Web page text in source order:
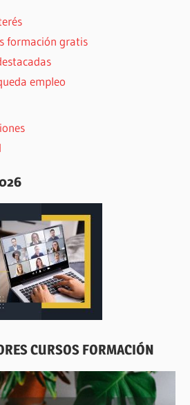
formación gratis
empleo
CURSOS FORMACIÓN